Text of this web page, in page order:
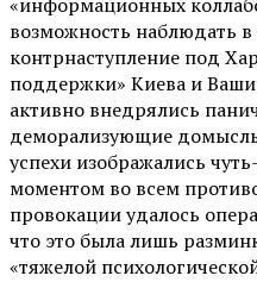
«информационных
возможность наблюдать
контрнаступление под
поддержки» Киева и
активно внедрялись
деморализующие
успехи изображались
моментом во всем
провокации удалось
что это была лишь
«тяжелой